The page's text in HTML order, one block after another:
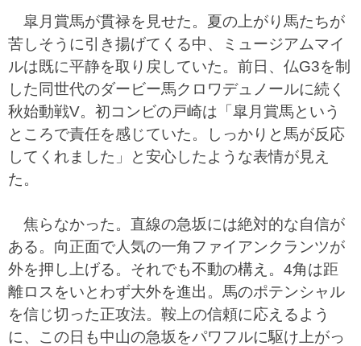
皐月賞馬が貫禄を見せた。夏の上がり馬たちが
苦しそうに引き揚げてくる中、ミュージアムマイ
ルは既に平静を取り戻していた。前日、仏G3を制
した同世代のダービー馬クロワデュノールに続く
秋始動戦V。初コンビの戸崎は「皐月賞馬という
ところで責任を感じていた。しっかりと馬が反応
してくれました」と安心したような表情が見え
た。
焦らなかった。直線の急坂には絶対的な自信が
ある。向正面で人気の一角ファイアンクランツが
外を押し上げる。それでも不動の構え。4角は距
離ロスをいとわず大外を進出。馬のポテンシャル
を信じ切った正攻法。鞍上の信頼に応えるよう
に、この日も中山の急坂をパワフルに駆け上がっ